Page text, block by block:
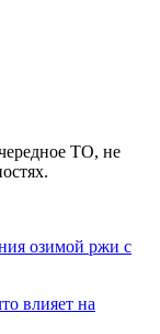
ТО, не
озимой ржи с
влияет на